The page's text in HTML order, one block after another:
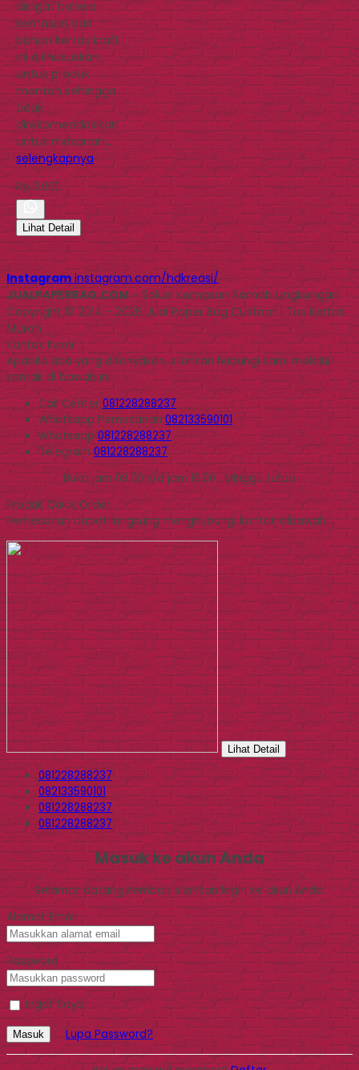
diingat bahwa
kemasan dari
bahan kertas kraft
ini dikhususkan
untuk produk
mentah sehingga
tidak
direkomendasikan
untuk makanan…
selengkapnya
Rp 3.000
Lihat Detail
Instagram instagram.com/hdkreasi/
JUALPAPERBAG.COM- Solusi Kemasan Ramah Lingkungan
Copyright © 2014 - 2026 Jual Paper Bag Custom | Tas Kertas
Murah
Kontak Kami
Apabila ada yang ditanyakan, silahkan hubungi kami melalui
kontak di bawah ini.
Call Center081228288237
WhatsappPemesanan 082133590101
Whatsapp081228288237
Telegram081228288237
Buka jam 09.00 s/d jam 16.00 , Minggu tutup
Produk Quick Order
Pemesanan dapat langsung menghubungi kontak dibawah:
Lihat Detail
081228288237
082133590101
081228288237
081228288237
Masuk ke akun Anda
Selamat datang kembali, silahkan login ke akun Anda.
Alamat Email
Password
Ingat Saya
Masuk Lupa Password?